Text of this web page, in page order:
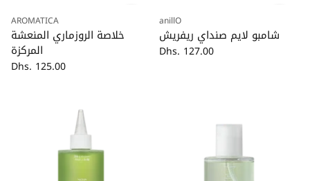
كمية AROMATICA
خلاصة الروزماري المنعشة
المركزة
Dhs. 125.00
كمية anillO
شامبو لايم صنداي ريفريش
Dhs. 127.00